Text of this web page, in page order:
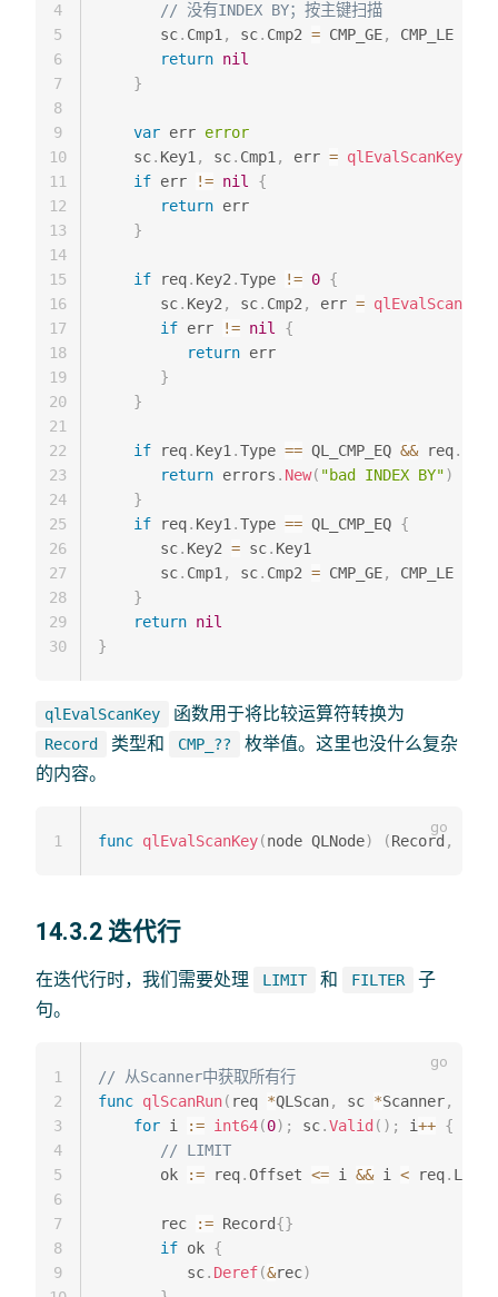
// 没有INDEX BY；按主键扫描
       sc
. Cmp1, sc. Cmp2 = CMP_GE,
CMP_LE
return nil
}
var err error
    sc
. Key1, sc. Cmp1, err = qlEvalScanKey
if err != nil
{
return err
}
if req. Key2.Type != 0 {
       sc
. Key2, sc. Cmp2, err = qlEvalScanKey
if err != nil
{
return err
}
}
if req. Key1.Type == QL_CMP_EQ && req.
return errors . New( "bad INDEX BY")
}
if req. Key1.Type == QL_CMP_EQ {
       sc
. Key2 = sc. Key1
       sc
. Cmp1, sc. Cmp2 = CMP_GE,
CMP_LE
}
return nil
}
4
5
6
7
8
9
10
11
12
13
14
15
16
17
18
19
20
21
22
23
24
25
26
27
28
29
30
qlEvalScanKey 函数用于将比较运算符转换为
Record 类型和 CMP_??
枚举值。这里也没什么复杂
的内容。
func qlEvalScanKey(node QLNode) (Record ,
1
14.3.2 迭代行
在迭代行时，我们需要处理 LIMIT 和 FILTER
子
句。
// 从Scanner中获取所有行
func qlScanRun( req *QLScan, sc *Scanner,
for i := int64(0) ; sc.Valid ( ) ; i++ {
// LIMIT
       ok
:= req.Offset <= i && i < req. Limit
       rec
:= Record{}
if ok {
          sc
. Deref(&rec)
1
2
3
4
5
6
7
8
9